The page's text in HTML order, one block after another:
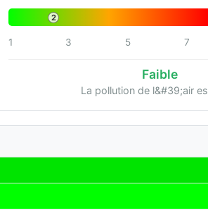
2
1 3 5 7
Faible
La pollution de l&#39;air